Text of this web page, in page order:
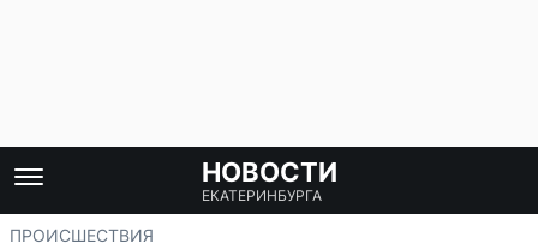
НОВОСТИ
ЕКАТЕРИНБУРГА
ПРОИСШЕСТВИЯ